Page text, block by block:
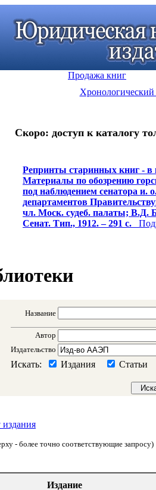
Продажа книг
Хронологический
Скоро: доступ к каталогу
Репринты старинных книг -
Материалы по обозрению
под наблюдением сенатора и.
департаментов
чл. Моск. судеб. палаты; В.Д.
Сенат. Тип., 1912. – 291 с.
Название
Автор
Издательство
Искать: Издания Статьи
издания
- более точно соответствующие запросу)
Издание